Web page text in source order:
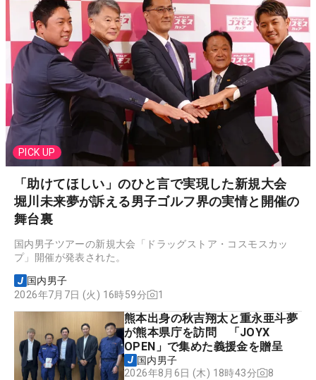
PICK UP
「助けてほしい」のひと言で実現した新規大会
堀川未来夢が訴える男子ゴルフ界の実情と開催の
舞台裏
国内男子ツアーの新規大会「ドラッグストア・コスモスカッ
プ」開催が発表された。
国内男子
2026年7月7日 (火) 16時59分
1
熊本出身の秋吉翔太と重永亜斗夢
が熊本県庁を訪問 「JOYX
OPEN」で集めた義援金を贈呈
国内男子
2026年8月6日 (木) 18時43分
8